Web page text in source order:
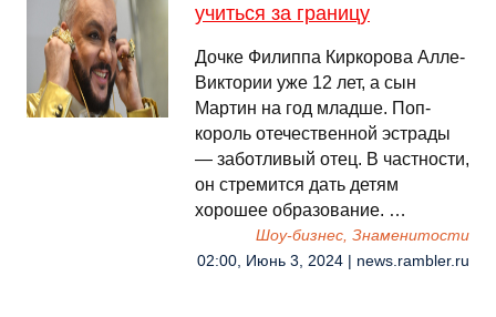
учиться за границу
Дочке Филиппа Киркорова Алле-
Виктории уже 12 лет, а сын
Мартин на год младше. Поп-
король отечественной эстрады
— заботливый отец. В частности,
он стремится дать детям
хорошее образование. …
Шоу-бизнес, Знаменитости
02:00, Июнь 3, 2024 | news.rambler.ru